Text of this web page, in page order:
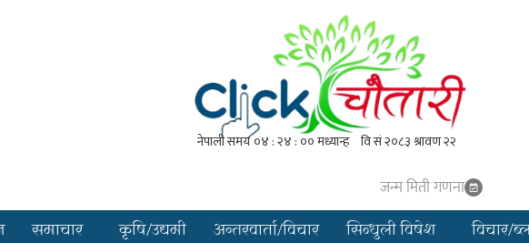
जन्म मिती गणना
समाचार कृषि/उद्यमी अन्तरवार्ता/विचार सिन्धुली विषेश विचार/